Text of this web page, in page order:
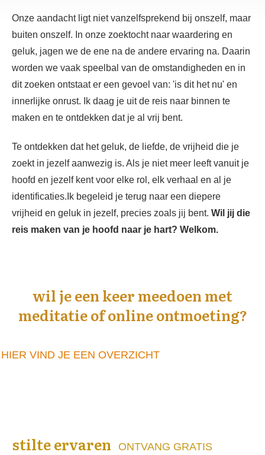
Onze aandacht ligt niet vanzelfsprekend bij onszelf, maar
buiten onszelf. In onze zoektocht naar waardering en
geluk, jagen we de ene na de andere ervaring na. Daarin
worden we vaak speelbal van de omstandigheden en in
dit zoeken ontstaat er een gevoel van: 'is dit het nu' en
innerlijke onrust.
Ik daag je uit de reis naar binnen te
maken en te ontdekken dat je al vrij bent.
Te ontdekken dat het geluk, de liefde, de vrijheid die je
zoekt in jezelf aanwezig is. Als je niet meer leeft vanuit je
hoofd en jezelf kent voor elke rol, elk verhaal en al je
identificaties.Ik begeleid je terug naar een diepere
vrijheid en geluk in jezelf, precies zoals jij bent. Wil jij die
reis maken van je hoofd naar je hart? Welkom.
wil je een keer meedoen met
meditatie of online ontmoeting?
HIER VIND JE EEN OVERZICHT
stilte ervaren ONTVANG GRATIS